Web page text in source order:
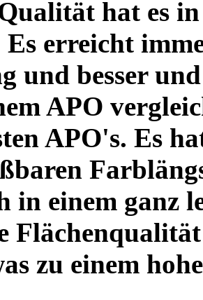
hat es
erreicht
und besser
APO
APO's. Es
in einem ganz
zu einem